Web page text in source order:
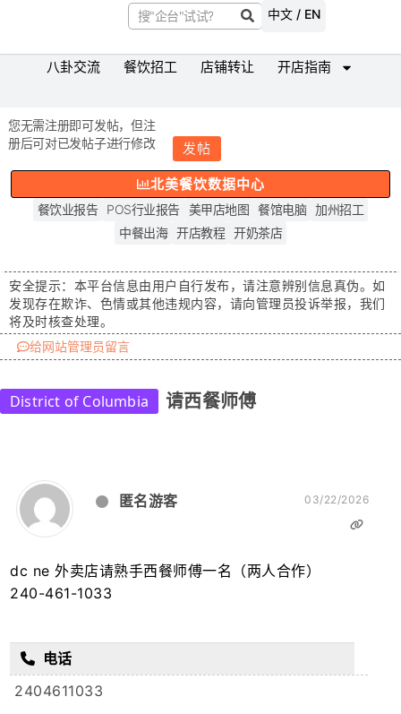
中文 / EN
八卦交流 餐饮招工 店铺转让 开店指南
您无需注册即可发帖，但注
册后可对已发帖子进行修改
发帖
北美餐饮数据中心
餐饮业报告 POS行业报告 美甲店地图 餐馆电脑
加州招工
中餐出海 开店教程 开奶茶店
安全提示： 本平台信息由用户自行发布，请注意辨别信息真伪。如
发现存在欺诈、色情或其他违规内容，请向管理员投诉举报，我们
将及时核查处理。
给网站管理员留言
District of Columbia 请西餐师傅
匿名游客 03/22/2026
dc ne 外卖店请熟手西餐师傅一名（两人合作）
240-461-1033
电话
2404611033